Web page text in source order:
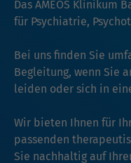
Das AMEOS Klinikum
für Psychiatrie,
Bei uns finden Sie
Begleitung, wenn Sie
leiden oder sich in
Wir bieten Ihnen für
passenden
Sie nachhaltig auf